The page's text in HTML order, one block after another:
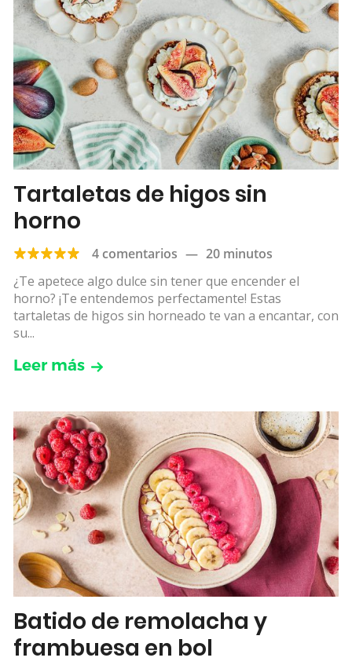
Tartaletas de higos sin
horno
4 comentarios — 20 minutos
¿Te apetece algo dulce sin tener que encender el
horno? ¡Te entendemos perfectamente! Estas
tartaletas de higos sin horneado te van a encantar, con
su...
Leer más
Batido de remolacha y
frambuesa en bol